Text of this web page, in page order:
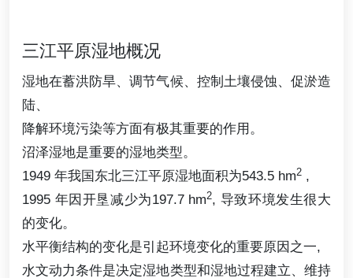
三江平原湿地概况
湿地在蓄洪防旱、调节气候、控制土壤侵蚀、促淤造
陆、
降解环境污染等方面有极其重要的作用。
沼泽湿地是重要的湿地类型。
1949 年我国东北三江平原湿地面积为543.5 hm2 ,
1995 年因开垦减少为197.7 hm2, 导致环境发生很大
的变化。
水平衡结构的变化是引起环境变化的重要原因之一,
水文动力条件是决定湿地类型和湿地过程建立、维持